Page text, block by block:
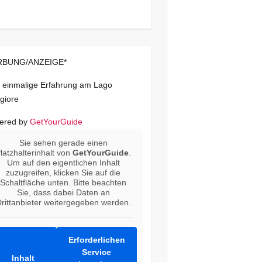
ANZEIGE*
einmalige Erfahrung am Lago
by GetYourGuide
Sie sehen gerade einen
vonGetYourGuide
Um auf den eigentlichen Inhalt
zuzugreifen, klicken Sie auf die
Schaltfläche unten. Bitte beachten
Sie, dass dabei Daten an
weitergegeben werden.
Inhalt
Erforderlichen
Service